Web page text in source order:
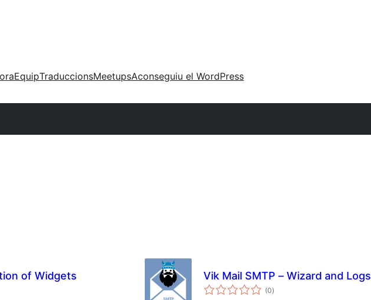
EquipTraduccionsMeetupsAconseguiu el WordPress
of Widgets Vik Mail SMTP – Wizard and Logs
(0puntuacions
totals
)